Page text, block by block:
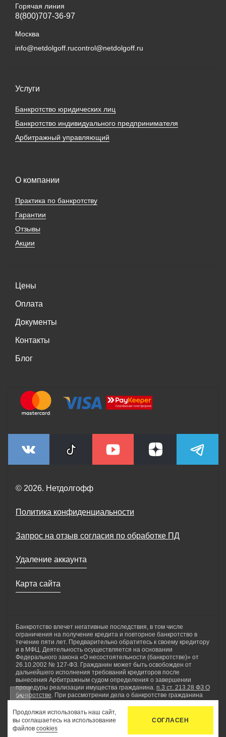
Продолжая использовать наш сайт,
вы соглашаетесь на использование
файлов cookies
СОГЛАСЕН
Услуги
Банкротство юридических лиц
Банкротство индивидуального предпринимателя
Арбитражный управляющий
О компании
Практика по банкротству
Гарантии
Отзывы
Акции
Цены
Оплата
Документы
Контакты
Блог
Горячая линия
8(800)707-36-97
Москва
info@netdolgoff.rucontrol@netdolgoff.ru
© 2026. Нетдолгофф
Политика конфиденциальности
Запрос на отзыв согласия по обработке ПД
Удаление аккаунта
Карта сайта
Банкротство влечет негативные последствия, в том числе
ограничения на получение кредита и повторное банкротство в
течение пяти лет. Предварительно обратитесь к своему кредитору
и в МФЦ. Деятельность осуществляется на основании
Федерального закона «О несостоятельности (банкротстве)» от
26.10.2002 № 127-ФЗ. Гражданин может быть освобожден от
дальнейшего исполнения требований кредиторов после
вынесения Арбитражным судом определения о завершении
процедуры реализации имущества гражданина. п.3 ст. 213.28 ФЗ О
банкротстве . При рассмотрении дела о банкротстве гражданина
применяются реструктуризация долгов гражданина, реализация
имущества гражданина, мировое соглашение. ООО «Нетдолгофф»
осуществляет комплекс юридических услуг по сопровождению
процедуры банкротства физических лиц, а также проводит
консультации по вопросам внесудебного банкротства.